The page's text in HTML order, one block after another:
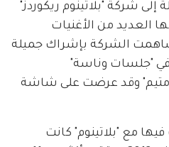
جميلة إلى شركة "بلاتينوم ريكوردز"
العديد من الأغنيات
الشركة بإشراك جميلة
بالتعاون مع مجموعة MBC في "جلسات وناسة"
"متيم" وقد عرضت على شاشة
مع "بلاتينوم" كانت